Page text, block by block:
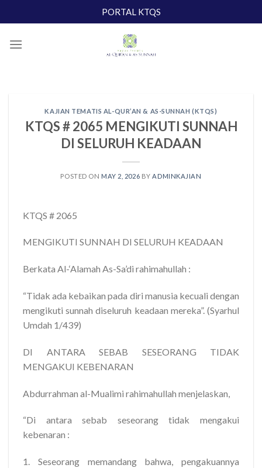
to
PORTAL KTQS
KAJIAN TEMATIS AL-QUR’AN & AS-SUNNAH (KTQS)
KTQS # 2065 MENGIKUTI SUNNAH
DI SELURUH KEADAAN
POSTED ON MAY 2, 2026 BY ADMINKAJIAN
KTQS # 2065
MENGIKUTI SUNNAH DI SELURUH KEADAAN
Berkata Al-‘Alamah As-Sa’di rahimahullah :
“Tidak ada kebaikan pada diri manusia kecuali dengan
mengikuti sunnah diseluruh keadaan mereka”. (Syarhul
Umdah 1/439)
DI ANTARA SEBAB SESEORANG TIDAK
MENGAKUI KEBENARAN
Abdurrahman al-Mualimi rahimahullah menjelaskan,
“Di antara sebab seseorang tidak mengakui
kebenaran :
1. Seseorang memandang bahwa, pengakuannya